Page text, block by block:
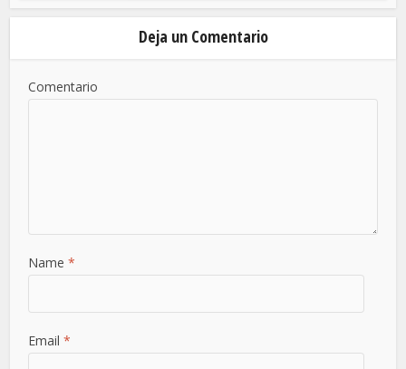
Deja un Comentario
Comentario
Name *
Email *